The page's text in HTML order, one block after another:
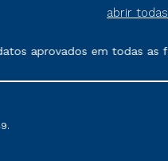
abrir
aprovados em todas